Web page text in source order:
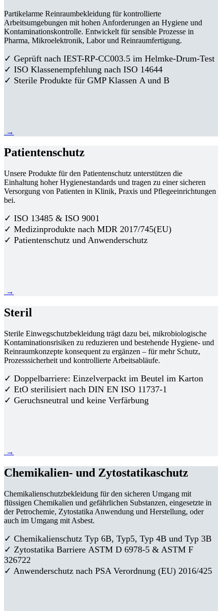
Partikelarme Reinraumbekleidung für kontrollierte
Arbeitsumgebungen mit hohen Anforderungen an Hygiene und
Kontaminationskontrolle. Entwickelt für sensible Prozesse in
Pharma, Mikroelektronik, Labor und Reinraumfertigung.
✓ Geprüft nach IEST-RP-CC003.5 im Helmke-Drum-Test
✓ ISO Klassenempfehlung nach ISO 14644
✓ Sterile Produkte für GMP Klassen A und B
→
Patientenschutz
Unsere Produkte für den Patientenschutz unterstützen die
Einhaltung hoher Hygienestandards und tragen zu einer sicheren
Versorgung von Patienten in Klinik, Praxis und Pflegeeinrichtungen
bei.
✓ ISO 13485 & ISO 9001
✓ Medizinprodukte nach MDR 2017/745(EU)
✓ Patientenschutz und Anwenderschutz
→
Steril
Sterile Einwegschutzbekleidung trägt dazu bei, mikrobiologische
Kontaminationsrisiken zu reduzieren und bestehende Hygiene- und
Reinraumkonzepte konsequent zu ergänzen – für mehr Schutz,
Prozesssicherheit und kontrollierte Arbeitsabläufe.
✓ Doppelbarriere: Einzelverpackt im Beutel im Karton
✓ EtO sterilisiert nach DIN EN ISO 11737-1
✓ Geruchsneutral und keine Verfärbung
→
Chemikalien- und Zytostatikaschutz
Chemikalienschutzbekleidung für den sicheren Umgang mit
flüssigen Chemikalien und gefährlichen Substanzen, eingesetzte in
der Petrochemie, Zytostatika Anwendung und Herstellung, oder
auch im Umgang mit Asbest.
✓ Chemikalienschutz Typ 6B, Typ5, Typ 4B und Typ 3B
✓ Zytostatika Barriere ASTM D 6978-5 & ASTM F
326722
✓ Anwenderschutz nach PSA Verordnung (EU) 2016/425